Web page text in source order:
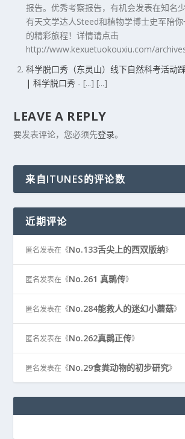
报告。优秀考察报告，有机会发表在知名
有天文学达人Steed和植物学博士史军陪
的精彩旅程！详情请点击
http://www.kexuetuokouxiu.com/
科学脱口秀（东灵山）线下自然科考活动
| 科学脱口秀 - [...] [...]
LEAVE A REPLY
要发表评论，您必须先登录。
来自ITUNES的评论数
近期评论
匿名发表在《No.133舌尖上的西双版纳》
匿名发表在《No.261 真鹮传》
匿名发表在《No.284能救人的迷幻小蘑菇》
匿名发表在《No.262真鹮正传》
匿名发表在《No.29食粪动物的初步研究》